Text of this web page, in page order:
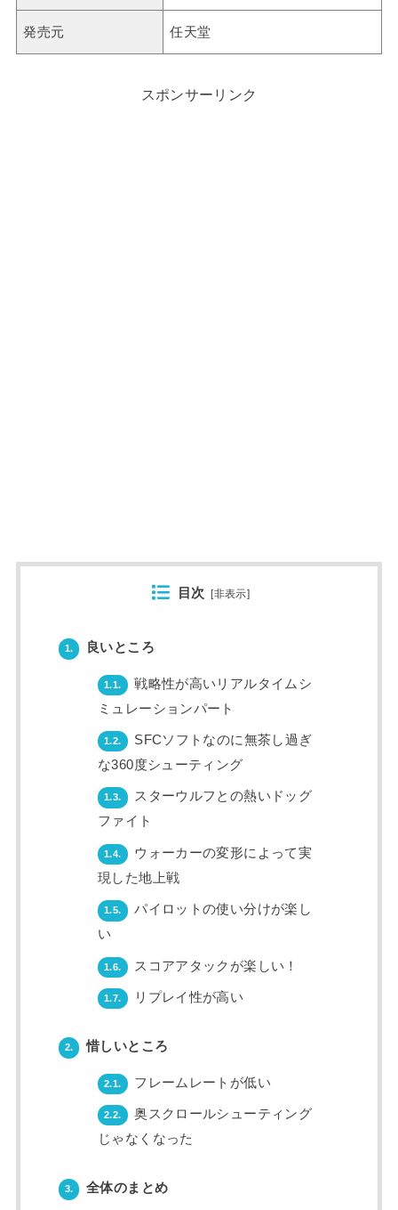
発売元 任天堂
スポンサーリンク
目次 [非表示]
1. 良いところ
1.1.
戦略性が高いリアルタイムシ
ミュレーションパート
1.2.
SFCソフトなのに無茶し過ぎ
な360度シューティング
1.3.
スターウルフとの熱いドッグ
ファイト
1.4.
ウォーカーの変形によって実
現した地上戦
1.5.
パイロットの使い分けが楽し
い
1.6. スコアアタックが楽しい！
1.7. リプレイ性が高い
2. 惜しいところ
2.1. フレームレートが低い
2.2.
奥スクロールシューティング
じゃなくなった
3. 全体のまとめ